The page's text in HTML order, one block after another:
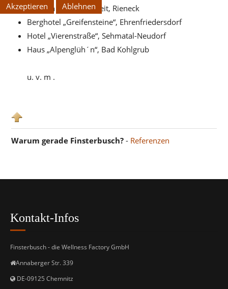
Pension “Sinn” –lichkeit, Rieneck
Berghotel „Greifensteine“, Ehrenfriedersdorf
Hotel „Vierenstraße“, Sehmatal-Neudorf
Haus „Alpenglüh´n“, Bad Kohlgrub
u. v. m .
Warum gerade Finsterbusch? - Referenzen
Kontakt-Infos
Finsterbusch - die Wellness Factory GmbH
Annaberger Str. 339
DE-09125 Chemnitz
Akzeptieren
Ablehnen